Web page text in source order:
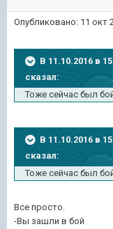
Опубликовано: 11 окт
В 11.10.2016 в
сказал:
Тоже сейчас был
В 11.10.2016 в
сказал:
Тоже сейчас был
Все просто.
-Вы зашли в бой